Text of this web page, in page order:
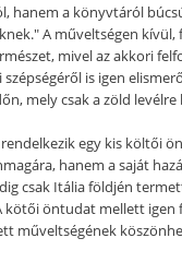
hanem a könyvtáról
A műveltségen
mivel az akkori
is igen
mely csak a zöld
egy kis
hanem a saját
csak Itália földjén
kötői öntudat mellett
műveltségének